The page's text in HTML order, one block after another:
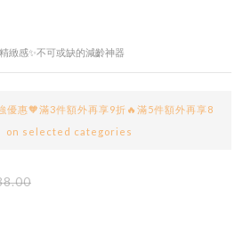
緻感✨不可或缺的減齡神器
惠🧡滿3件額外再享9折🔥滿5件額外再享8
on selected categories